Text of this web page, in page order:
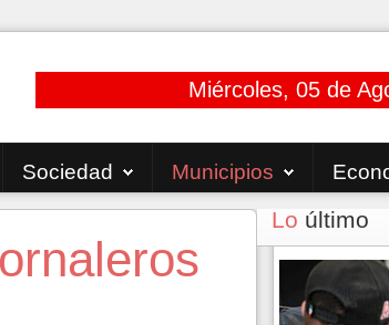
Miércoles, 05 de
Sociedad Municipios
Lo último